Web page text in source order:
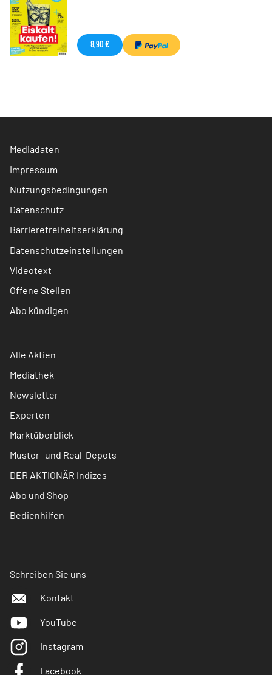
8,90 €
Mediadaten
Impressum
Nutzungsbedingungen
Datenschutz
Barrierefreiheitserklärung
Datenschutzeinstellungen
Videotext
Offene Stellen
Abo kündigen
Alle Aktien
Mediathek
Newsletter
Experten
Marktüberblick
Muster- und Real-Depots
DER AKTIONÄR Indizes
Abo und Shop
Bedienhilfen
Schreiben Sie uns
Kontakt
YouTube
Instagram
Facebook